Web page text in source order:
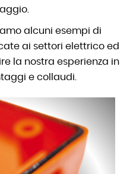
alcuni esempi di
ai settori elettrico ed
la nostra esperienza in
e collaudi.